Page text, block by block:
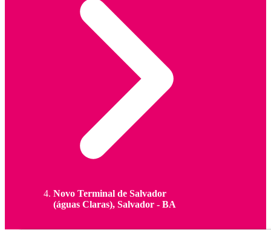
Novo Terminal de Salvador
(águas Claras), Salvador - BA